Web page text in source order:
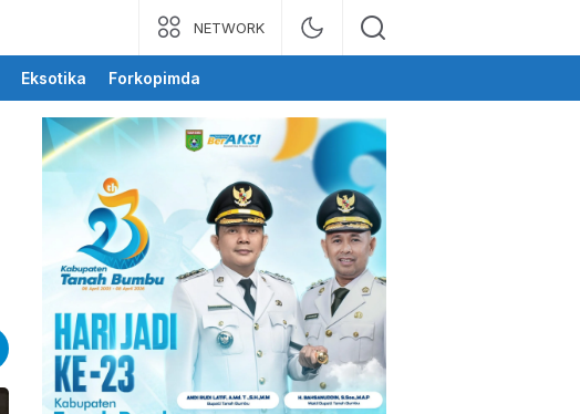
NETWORK
Eksotika Forkopimda